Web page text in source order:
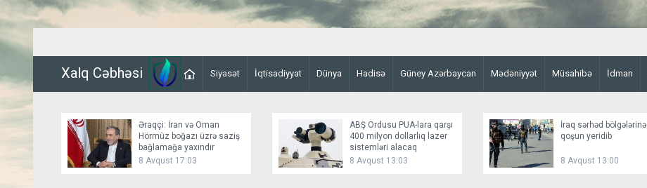
Xalq Cəbhəsi Siyasət İqtisadiyyat Dünya Hadisə Güney Azərbaycan Mədəniyyət Müsahibə İdman
Əraqçi: İran və Oman
Hörmüz boğazı üzrə saziş
bağlamağa yaxındır
8 Avqust 17:03
ABŞ Ordusu PUA-lara qarşı
400 milyon dollarlıq lazer
sistemləri alacaq
8 Avqust 13:03
İraq sərhəd bölgələrinə
qoşun yeridib
8 Avqust 13:00